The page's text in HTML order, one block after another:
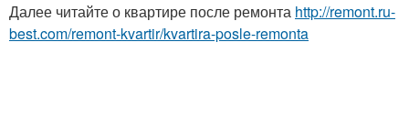
Далее читайте о квартире после ремонта http://remont.ru-
best.com/remont-kvartir/kvartira-posle-remonta